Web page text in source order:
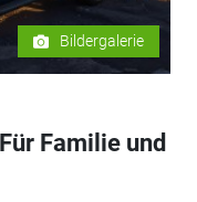
Bildergalerie
Familie und